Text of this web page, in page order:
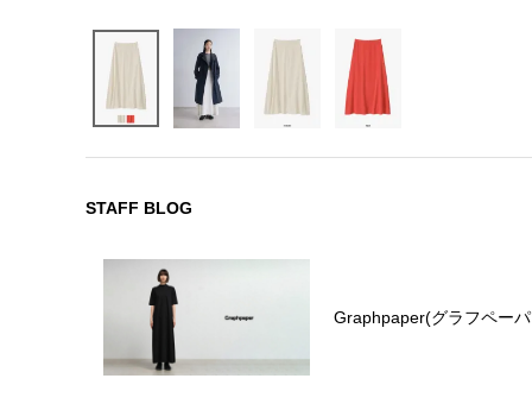
STAFF BLOG
Graphpaper(グラフペー